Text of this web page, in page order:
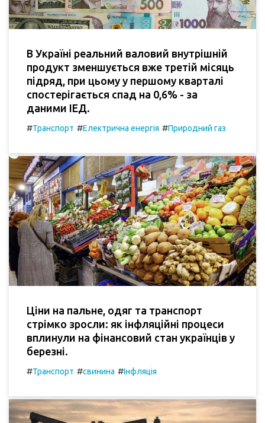
В Україні реальний валовий внутрішній
продукт зменшується вже третій місяць
підряд, при цьому у першому кварталі
спостерігається спад на 0,6% - за
даними ІЕД.
#Транспорт #Електрична енергія #Природний газ
Ціни на пальне, одяг та транспорт
стрімко зросли: як інфляційні процеси
вплинули на фінансовий стан українців у
березні.
#Транспорт #свинина #Інфляція